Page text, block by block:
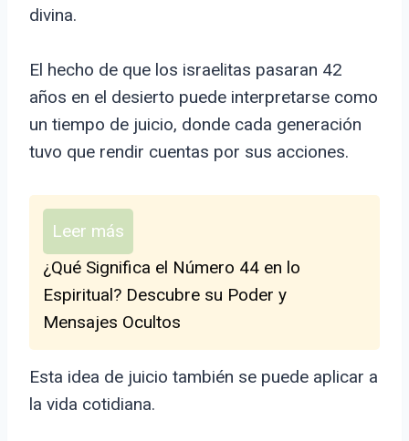
divina.
El hecho de que los israelitas pasaran 42
años en el desierto puede interpretarse como
un tiempo de juicio, donde cada generación
tuvo que rendir cuentas por sus acciones.
Leer más
¿Qué Significa el Número 44 en lo
Espiritual? Descubre su Poder y
Mensajes Ocultos
Esta idea de juicio también se puede aplicar a
la vida cotidiana.